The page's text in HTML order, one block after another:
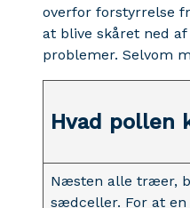
overfor forstyrrelse
at blive skåret ned
problemer. Selvom
Hvad pollen
Næsten alle træer,
sædceller. For at